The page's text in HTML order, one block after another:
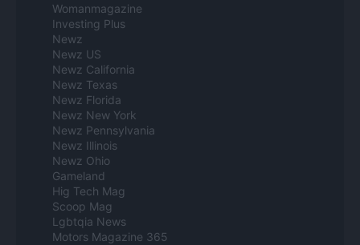
Womanmagazine
Investing Plus
Newz
Newz US
Newz California
Newz Texas
Newz Florida
Newz New York
Newz Pennsylvania
Newz Illinois
Newz Ohio
Gameland
Hig Tech Mag
Scoop Mag
Lgbtqia News
Motors Magazine 365